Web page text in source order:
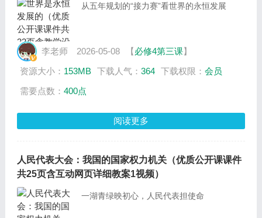
从五年规划的“接力赛”看世界的永恒发展
李老师 2026-05-08 【必修4第三课】
资源大小： 153MB 下载人气： 364 下载权限： 会员
需要点数： 400点
阅读更多
人民代表大会：我国的国家权力机关（优质公开课课件
共25页含互动网页详细教案1视频）
一湖青绿映初心，人民代表担使命